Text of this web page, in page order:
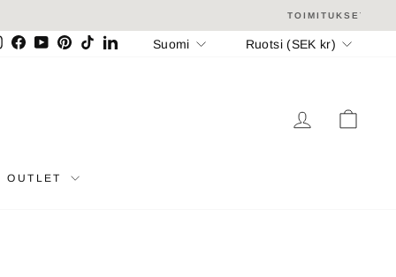
InstagramFacebookYouTubePinterest
TikTokLinkedInKieli
Suomi Valuutta
Ruotsi (SEK kr)
KIRJAUDU
OUTLET